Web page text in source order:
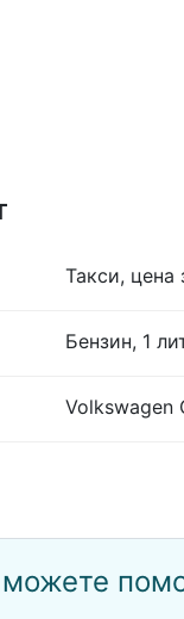
Такси,
Бензин, 1
Volkswagen